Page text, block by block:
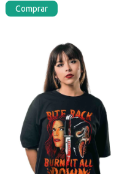
Comprar